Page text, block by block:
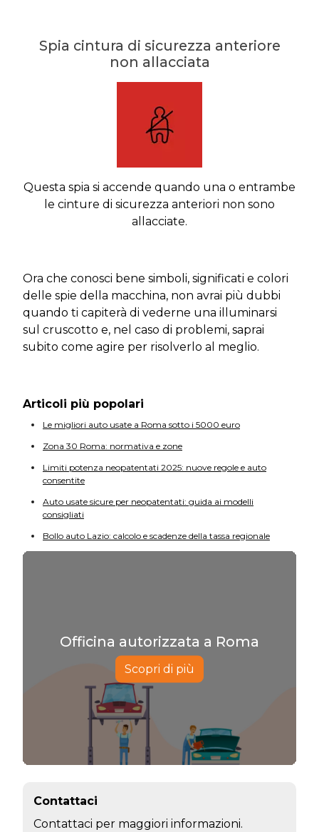
Spia cintura di sicurezza anteriore
non allacciata
Questa spia si accende quando una o entrambe
le cinture di sicurezza anteriori non sono
allacciate.
Ora che conosci bene simboli, significati e colori
delle spie della macchina, non avrai più dubbi
quando ti capiterà di vederne una illuminarsi
sul cruscotto e, nel caso di problemi, saprai
subito come agire per risolverlo al meglio.
Articoli più popolari
Le migliori auto usate a Roma sotto i 5000 euro
Zona 30 Roma: normativa e zone
Limiti potenza neopatentati 2025: nuove regole e auto
consentite
Auto usate sicure per neopatentati: guida ai modelli
consigliati
Bollo auto Lazio: calcolo e scadenze della tassa regionale
Officina autorizzata a Roma
Scopri di più
Contattaci
Contattaci per maggiori informazioni.